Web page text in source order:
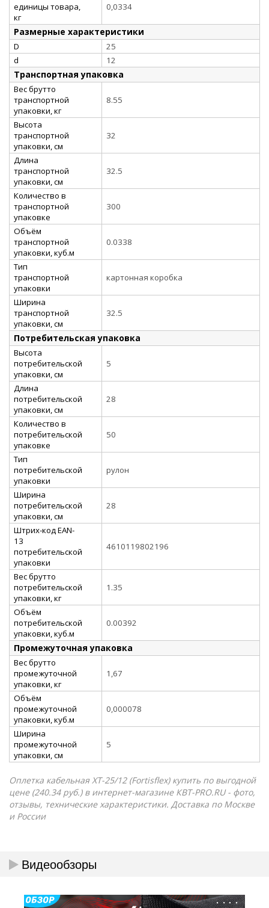
единицы товара,
кг
0,0334
Размерные характеристики
D
25
d
12
Транспортная упаковка
Вес брутто
транспортной
упаковки, кг
8.55
Высота
транспортной
упаковки, см
32
Длина
транспортной
упаковки, см
32.5
Количество в
транспортной
упаковке
300
Объём
транспортной
упаковки, куб.м
0.0338
Тип
транспортной
упаковки
картонная коробка
Ширина
транспортной
упаковки, см
32.5
Потребительская упаковка
Высота
потребительской
упаковки, см
5
Длина
потребительской
упаковки, см
28
Количество в
потребительской
упаковке
50
Тип
потребительской
упаковки
рулон
Ширина
потребительской
упаковки, см
28
Штрих-код EAN-
13
потребительской
упаковки
4610119802196
Вес брутто
потребительской
упаковки, кг
1.35
Объём
потребительской
упаковки, куб.м
0.00392
Промежуточная упаковка
Вес брутто
промежуточной
упаковки, кг
1,67
Объём
промежуточной
упаковки, куб.м
0,000078
Ширина
промежуточной
упаковки, см
5
Оплетка кабельная XT-25/12 (Fortisflex) купить по выгодной
цене (240.34 руб.) в интернет-магазине КВТ-PRO.RU - фото,
отзывы, технические характеристики. Доставка по Москве
и России
Видеообзоры